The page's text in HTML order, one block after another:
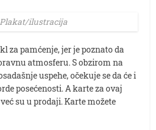
ilustracija
za pamćenje, jer je poznato da
atmosferu. S obzirom na
uspehe, očekuje se da će i
posećenosti. A karte za ovaj
su u prodaji. Karte možete